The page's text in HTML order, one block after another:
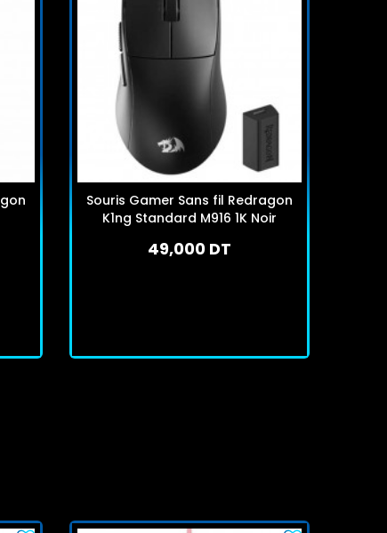
Souris Gamer Sans fil Redragon
K1ng Standard M916 1K Noir
49,000 DT